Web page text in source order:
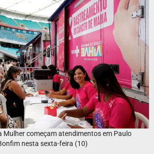
Mulher começam atendimentos em Paulo
nesta sexta-feira (10)